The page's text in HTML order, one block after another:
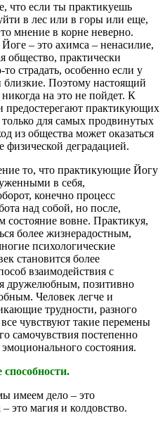
что если ты практикуешь
в лес или в горы или еще,
мнение в корне неверно.
– это ахимса – ненасилие,
общество, практически
страдать, особенно если у
близкие. Поэтому настоящий
на это не пойдет. К
предостерегают практикующих
только для самых продвинутых
из общества может оказаться
физической деградацией.
то, что практикующие Йогу
в себя,
конечно процесс
над собой, но после,
состояние вовне. Практикуя,
более жизнерадостным,
психологические
становится более
взаимодействия с
дружелюбным, позитивно
Человек легче и
трудности, разного
чувствуют такие перемены
самочувствия постепенно
состояния.
имеем дело – это
это магия и колдовство.